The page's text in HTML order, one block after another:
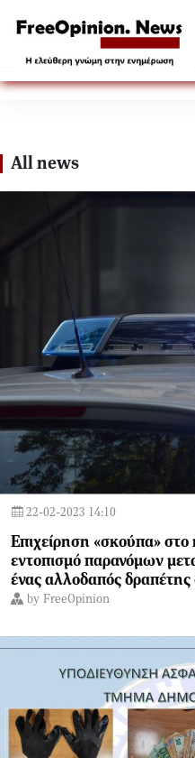
ΕΛΛΗΝΙΚΗ
ΕΛΛΗΝΙΚΗ
All news
22-02-2023 14:10
Επιχείρηση «σκούπα» στο
εντοπισμό παρανόμων
ένας αλλοδαπός
by FreeOpinion